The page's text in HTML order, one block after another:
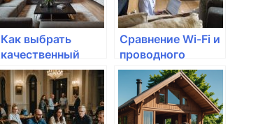
Как выбрать
качественный
интернет-кабель?
Сравнение Wi-Fi и
проводного
интернета: что
лучше?